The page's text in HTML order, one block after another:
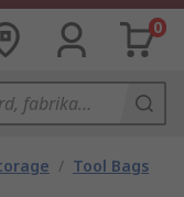
0
/ Tool Bags